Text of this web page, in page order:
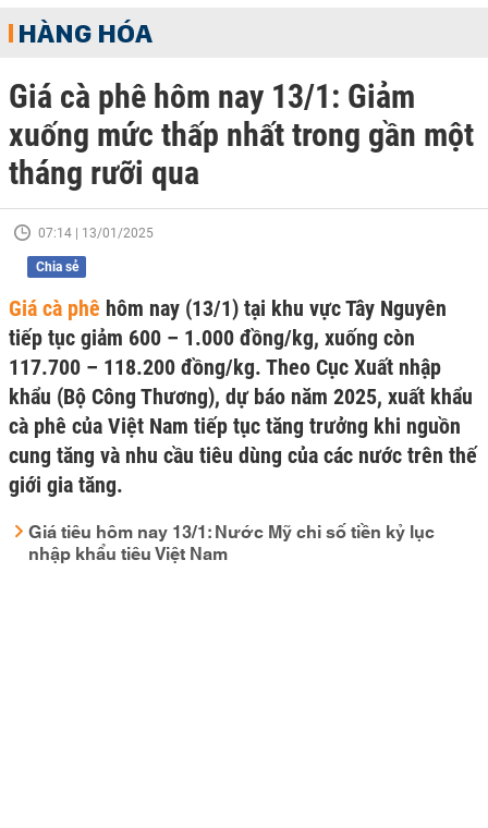
HÀNG HÓA
Giá cà phê hôm nay 13/1: Giảm
xuống mức thấp nhất trong gần một
tháng rưỡi qua
07:14 | 13/01/2025
Chia sẻ
Giá cà phê hôm nay (13/1) tại khu vực Tây Nguyên
tiếp tục giảm 600 – 1.000 đồng/kg, xuống còn
117.700 – 118.200 đồng/kg. Theo Cục Xuất nhập
khẩu (Bộ Công Thương), dự báo năm 2025, xuất khẩu
cà phê của Việt Nam tiếp tục tăng trưởng khi nguồn
cung tăng và nhu cầu tiêu dùng của các nước trên thế
giới gia tăng.
Giá tiêu hôm nay 13/1: Nước Mỹ chi số tiền kỷ lục
nhập khẩu tiêu Việt Nam